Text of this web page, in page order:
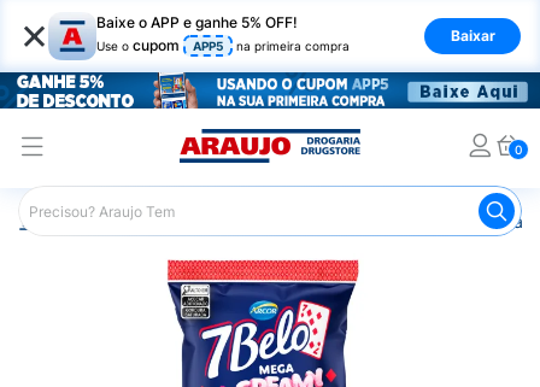
× Baixe o APP e ganhe 5% OFF!
Use o cupom APP5 na primeira compra
Baixar
0
Araujo Mercado